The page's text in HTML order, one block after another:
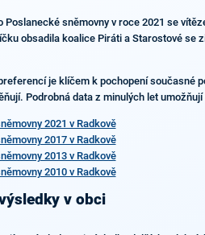
Poslanecké sněmovny v roce 2021 se
obsadila koalice Piráti a Starostové
je klíčem k pochopení
Podrobná data z minulých let
2021 v Radkově
2017 v Radkově
2013 v Radkově
2010 v Radkově
v obci